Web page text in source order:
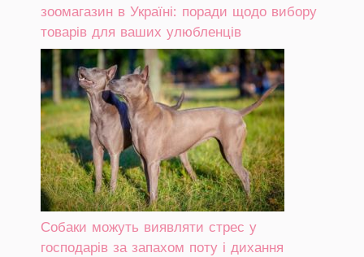
зоомагазин в Україні: поради щодо вибору
товарів для ваших улюбленців
Собаки можуть виявляти стрес у
господарів за запахом поту і дихання